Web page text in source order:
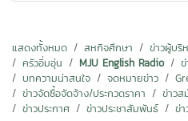
แสดงทั้งหมด สหกิจศึกษา ข่าวผู้บริ
ครัวอิ่มอุ่น
MJU English Radio
บทความน่าสนใจ
จดหมายข่าว
ข่าวจัดซื้อจัดจ้าง/ประกวดราคา
ข่าวส
ข่าวประกาศ
ข่าวประชาสัมพันธ์ ข่